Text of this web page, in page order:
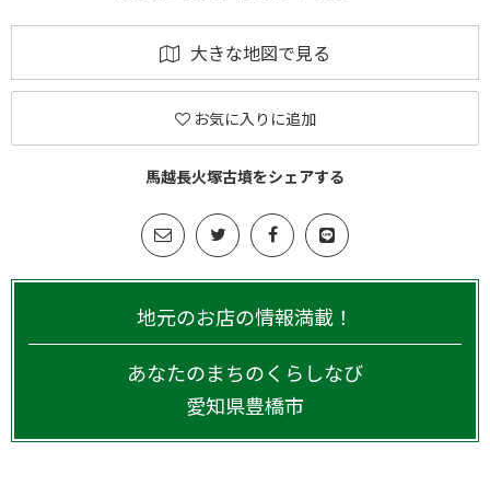
大きな地図で見る
お気に入りに追加
馬越長火塚古墳をシェアする
地元のお店の情報満載！
あなたのまちのくらしなび
愛知県豊橋市